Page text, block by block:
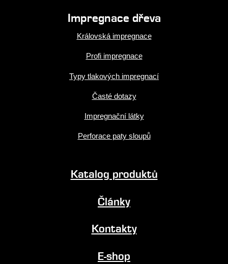
Impregnace dřeva
Královská impregnace
Profi impregnace
Typy tlakových impregnací
Časté dotazy
Impregnační látky
Perforace paty sloupů
Katalog produktů
Články
Kontakty
E-shop